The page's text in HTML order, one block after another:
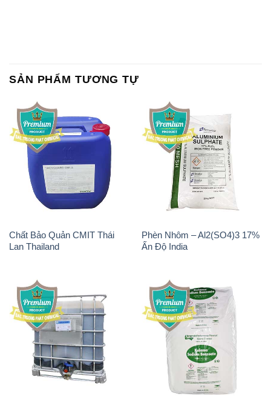
SẢN PHẨM TƯƠNG TỰ
Chất Bảo Quản CMIT Thái
Lan Thailand
Phèn Nhôm – Al2(SO4)3 17%
Ấn Độ India